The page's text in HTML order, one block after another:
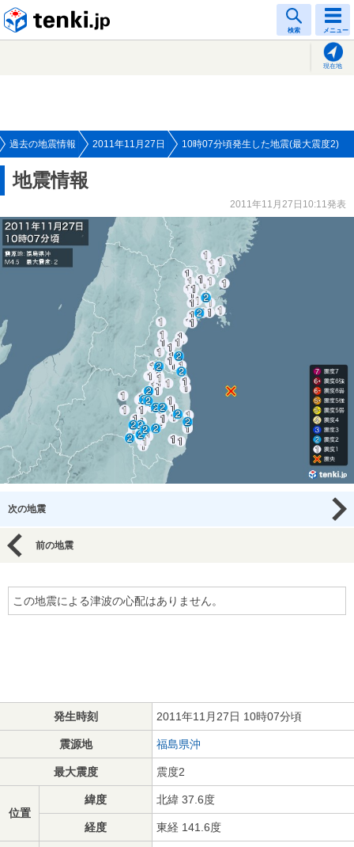
検索 メニュー
現在地
過去の地震情報 2011年11月27日 10時07分頃発生した地震(最大震度2)
地震情報
2011年11月27日10:11発表
次の地震
前の地震
この地震による津波の心配はありません。
発生時刻 2011年11月27日 10時07分頃
震源地 福島県沖
最大震度 震度2
位置
緯度 北緯 37.6度
経度 東経 141.6度